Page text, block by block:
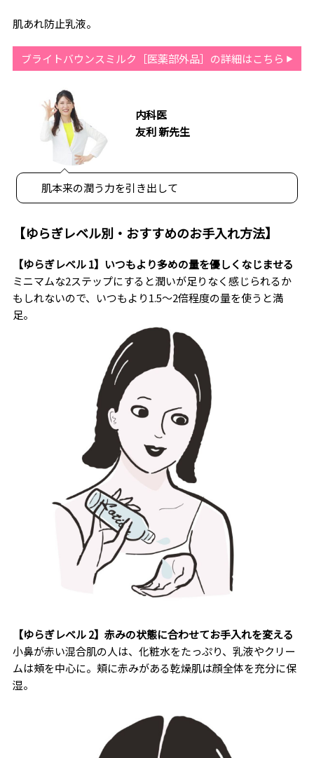
肌あれ防止乳液。
ブライトバウンスミルク［医薬部外品］の詳細はこちら
内科医
友利 新先生
肌本来の潤う力を引き出して
【ゆらぎレベル別・おすすめのお手入れ方法】
【ゆらぎレベル 1】いつもより多めの量を優しくなじませる
ミニマムな2ステップにすると潤いが足りなく感じられるか
もしれないので、いつもより1.5〜2倍程度の量を使うと満
足。
【ゆらぎレベル 2】赤みの状態に合わせてお手入れを変える
小鼻が赤い混合肌の人は、化粧水をたっぷり、乳液やクリー
ムは頰を中心に。頬に赤みがある乾燥肌は顔全体を充分に保
湿。